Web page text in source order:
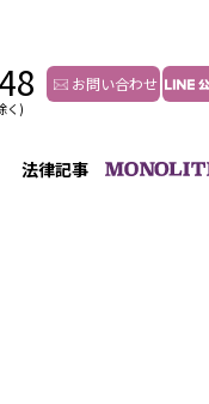
く)
お問い合わせ
法律記事